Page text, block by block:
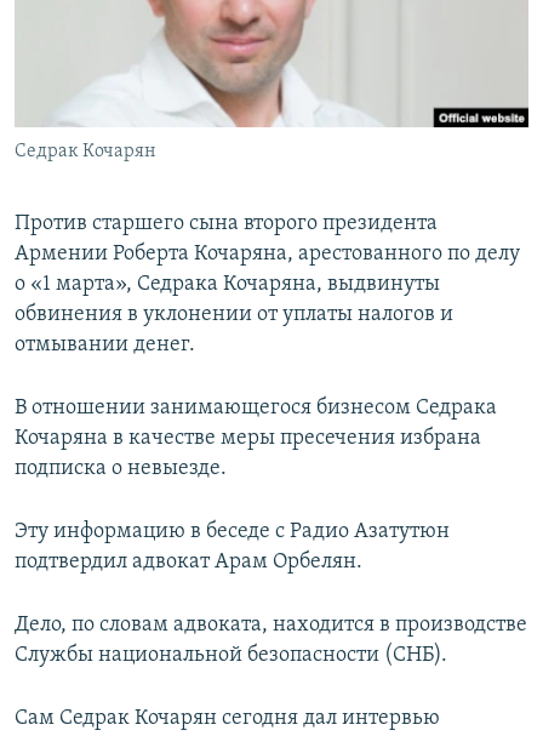
Русский
Седрак Кочарян
Против старшего сына второго президента
Армении Роберта Кочаряна, арестованного по делу
о «1 марта», Седрака Кочаряна, выдвинуты
обвинения в уклонении от уплаты налогов и
отмывании денег.
В отношении занимающегося бизнесом Седрака
Кочаряна в качестве меры пресечения избрана
подписка о невыезде.
Эту информацию в беседе с Радио Азатутюн
подтвердил адвокат Арам Орбелян.
Дело, по словам адвоката, находится в производстве
Службы национальной безопасности (СНБ).
Сам Седрак Кочарян сегодня дал интервью